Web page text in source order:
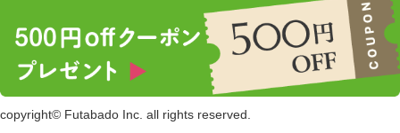
copyright© Futabado Inc. all rights reserved.